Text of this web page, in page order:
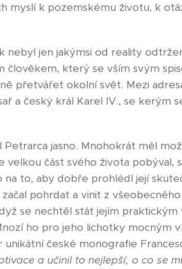
myslí k pozemskému životu, k
nebyl jen jakýmsi od reality
člověkem, který se vším svým
přetvářet okolní svět. Mezi
a český král Karel IV., se kerým
jasno. Mnohokrát měl
velkou část svého života pobýval,
na to, aby dobře prohlédl její
pohrdat a vinit z
se nechtěl stát jejím
ho pro jeho lichotky mocným
unikátní české monografie
a učinil to nejlepší, o co se